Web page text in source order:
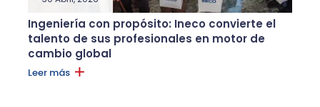
Ingeniería con propósito: Ineco convierte el
talento de sus profesionales en motor de
cambio global
Leer más